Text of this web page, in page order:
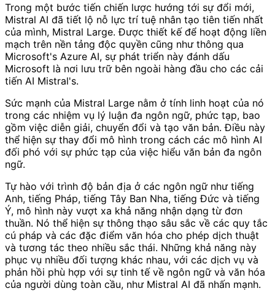
Trong một bước tiến chiến lược hướng tới sự đổi mới,
Mistral AI đã tiết lộ nỗ lực trí tuệ nhân tạo tiên tiến nhất
của mình, Mistral Large. Được thiết kế để hoạt động liền
mạch trên nền tảng độc quyền cũng như thông qua
Microsoft's Azure AI, sự phát triển này đánh dấu
Microsoft là nơi lưu trữ bên ngoài hàng đầu cho các cải
tiến AI Mistral's.
Sức mạnh của Mistral Large nằm ở tính linh hoạt của nó
trong các nhiệm vụ lý luận đa ngôn ngữ, phức tạp, bao
gồm việc diễn giải, chuyển đổi và tạo văn bản. Điều này
thể hiện sự thay đổi mô hình trong cách các mô hình AI
đối phó với sự phức tạp của việc hiểu văn bản đa ngôn
ngữ.
Tự hào với trình độ bản địa ở các ngôn ngữ như tiếng
Anh, tiếng Pháp, tiếng Tây Ban Nha, tiếng Đức và tiếng
Ý, mô hình này vượt xa khả năng nhận dạng từ đơn
thuần. Nó thể hiện sự thông thạo sâu sắc về các quy tắc
cú pháp và các đặc điểm văn hóa cho phép dịch thuật
và tương tác theo nhiều sắc thái. Những khả năng này
phục vụ nhiều đối tượng khác nhau, với các dịch vụ và
phản hồi phù hợp với sự tinh tế về ngôn ngữ và văn hóa
của người dùng toàn cầu, như Mistral AI đã nhấn mạnh.